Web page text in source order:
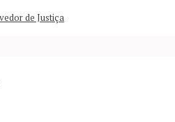
E OUTRAS